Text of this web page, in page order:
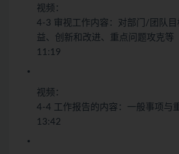
视频：
4-3 审视工作内容：对部门/团队目
益、创新和改进、重点问题攻克等
11:19
视频：
4-4 工作报告的内容：一般事项与
13:42